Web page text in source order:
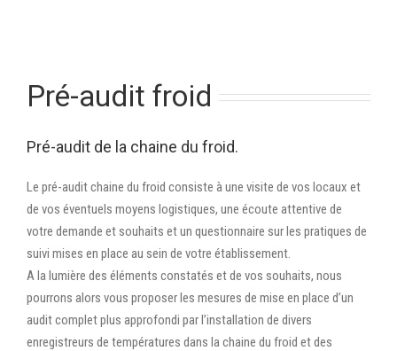
Pré-audit froid
Pré-audit de la chaine du froid.
Le pré-audit chaine du froid consiste à une visite de vos locaux et
de vos éventuels moyens logistiques, une écoute attentive de
votre demande et souhaits et un questionnaire sur les pratiques de
suivi mises en place au sein de votre établissement.
A la lumière des éléments constatés et de vos souhaits, nous
pourrons alors vous proposer les mesures de mise en place d’un
audit complet plus approfondi par l’installation de divers
enregistreurs de températures dans la chaine du froid et des